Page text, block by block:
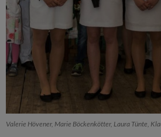
Valerie Hövener, Marie Böckenkötter, Laura Tünte,